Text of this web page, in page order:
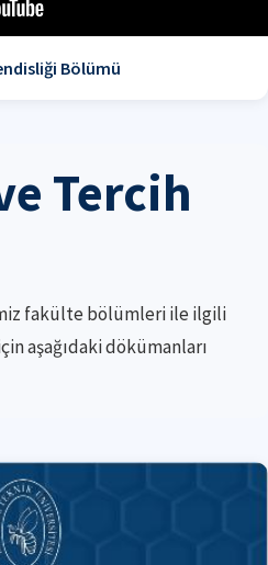
Bölümü
Tercih
fakülte bölümleri ile ilgili
aşağıdaki dökümanları